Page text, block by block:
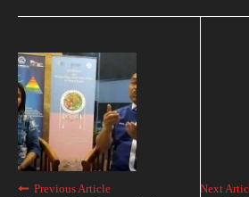
Previous Article Next